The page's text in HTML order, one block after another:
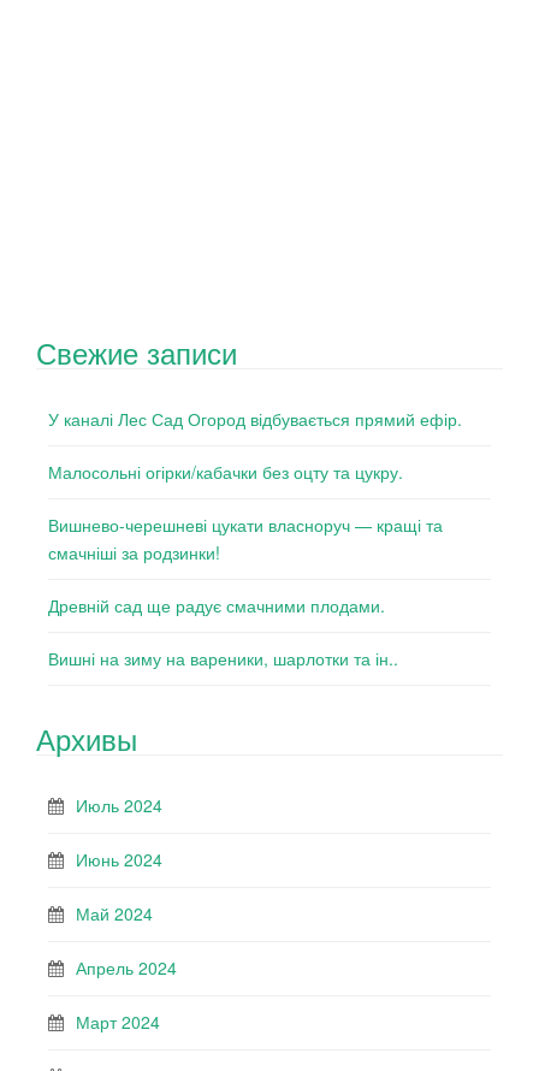
Свежие записи
У каналі Лес Сад Огород відбувається прямий ефір.
Малосольні огірки/кабачки без оцту та цукру.
Вишнево-черешневі цукати власноруч — кращі та
смачніші за родзинки!
Древній сад ще радує смачними плодами.
Вишні на зиму на вареники, шарлотки та ін..
Архивы
Июль 2024
Июнь 2024
Май 2024
Апрель 2024
Март 2024